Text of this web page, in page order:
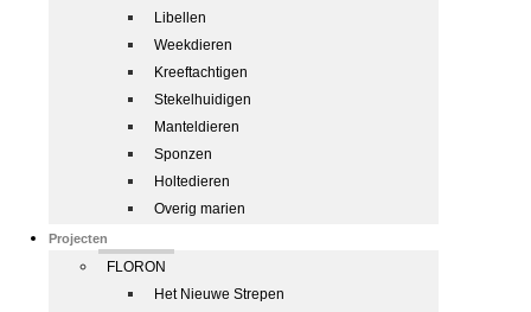
Libellen
Weekdieren
Kreeftachtigen
Stekelhuidigen
Manteldieren
Sponzen
Holtedieren
Overig marien
Projecten
FLORON
Het Nieuwe Strepen